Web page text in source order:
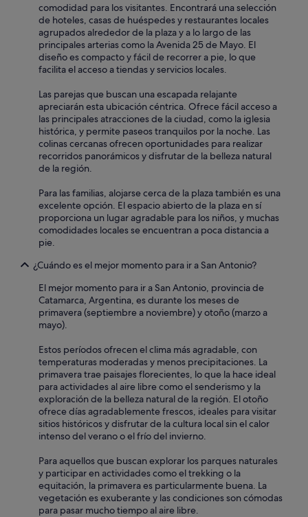
comodidad para los visitantes. Encontrará una selección
de hoteles, casas de huéspedes y restaurantes locales
agrupados alrededor de la plaza y a lo largo de las
principales arterias como la Avenida 25 de Mayo. El
diseño es compacto y fácil de recorrer a pie, lo que
facilita el acceso a tiendas y servicios locales.
Las parejas que buscan una escapada relajante
apreciarán esta ubicación céntrica. Ofrece fácil acceso a
las principales atracciones de la ciudad, como la iglesia
histórica, y permite paseos tranquilos por la noche. Las
colinas cercanas ofrecen oportunidades para realizar
recorridos panorámicos y disfrutar de la belleza natural
de la región.
Para las familias, alojarse cerca de la plaza también es una
excelente opción. El espacio abierto de la plaza en sí
proporciona un lugar agradable para los niños, y muchas
comodidades locales se encuentran a poca distancia a
pie.
¿Cuándo es el mejor momento para ir a San Antonio?
El mejor momento para ir a San Antonio, provincia de
Catamarca, Argentina, es durante los meses de
primavera (septiembre a noviembre) y otoño (marzo a
mayo).
Estos períodos ofrecen el clima más agradable, con
temperaturas moderadas y menos precipitaciones. La
primavera trae paisajes florecientes, lo que la hace ideal
para actividades al aire libre como el senderismo y la
exploración de la belleza natural de la región. El otoño
ofrece días agradablemente frescos, ideales para visitar
sitios históricos y disfrutar de la cultura local sin el calor
intenso del verano o el frío del invierno.
Para aquellos que buscan explorar los parques naturales
y participar en actividades como el trekking o la
equitación, la primavera es particularmente buena. La
vegetación es exuberante y las condiciones son cómodas
para pasar mucho tiempo al aire libre.